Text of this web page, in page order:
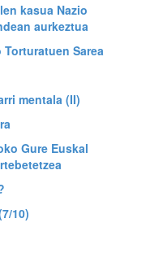
kasua Nazio
aurkeztua
Sarea
mentala (II)
Gure Euskal
10)